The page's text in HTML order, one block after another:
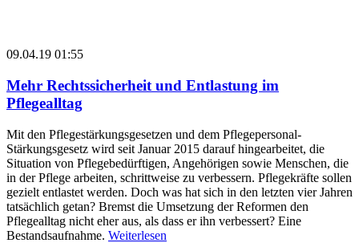
09.04.19 01:55
Mehr Rechtssicherheit und Entlastung im
Pflegealltag
Mit den Pflegestärkungsgesetzen und dem Pflegepersonal-
Stärkungsgesetz wird seit Januar 2015 darauf hingearbeitet, die
Situation von Pflegebedürftigen, Angehörigen sowie Menschen, die
in der Pflege arbeiten, schrittweise zu verbessern. Pflegekräfte sollen
gezielt entlastet werden. Doch was hat sich in den letzten vier Jahren
tatsächlich getan? Bremst die Umsetzung der Reformen den
Pflegealltag nicht eher aus, als dass er ihn verbessert? Eine
Bestandsaufnahme. Weiterlesen